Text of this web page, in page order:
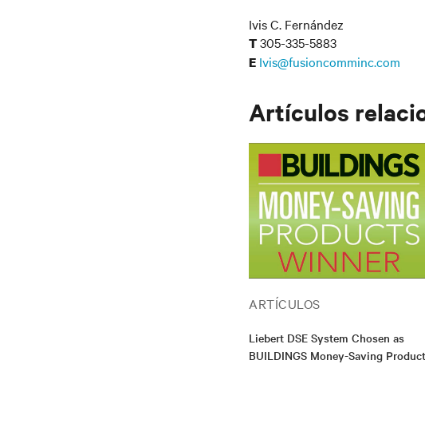
Ivis C. Fernández
T305-335-5883
E Ivis@fusioncomminc.com
Artículos
ARTÍCULOS
Liebert DSE System Chosen as
BUILDINGS Money-Saving Product